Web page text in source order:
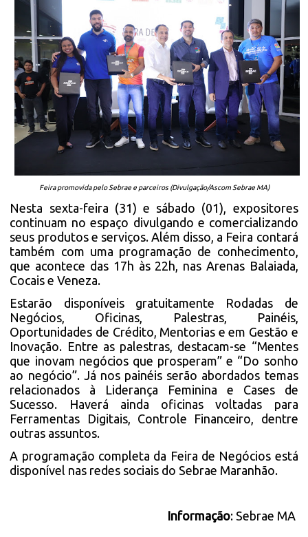
Feira promovida pelo Sebrae e parceiros (Divulgação/Ascom Sebrae MA)
Nesta sexta-feira (31) e sábado (01), expositores
continuam no espaço divulgando e comercializando
seus produtos e serviços. Além disso, a Feira contará
também com uma programação de conhecimento,
que acontece das 17h às 22h, nas Arenas Balaiada,
Cocais e Veneza.
Estarão disponíveis gratuitamente Rodadas de
Negócios, Oficinas, Palestras, Painéis,
Oportunidades de Crédito, Mentorias e em Gestão e
Inovação. Entre as palestras, destacam-se “Mentes
que inovam negócios que prosperam” e “Do sonho
ao negócio”. Já nos painéis serão abordados temas
relacionados à Liderança Feminina e Cases de
Sucesso. Haverá ainda oficinas voltadas para
Ferramentas Digitais, Controle Financeiro, dentre
outras assuntos.
A programação completa da Feira de Negócios está
disponível nas redes sociais do Sebrae Maranhão.
Informação: Sebrae MA